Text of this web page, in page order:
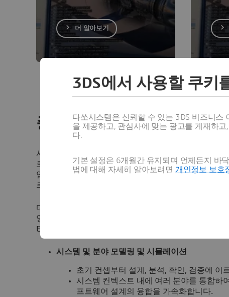
더 알아보기
종합적인 End-to-End
시스템 엔지니어링 솔루션은 업계에서 검증된 솔루션(
로 구축됩니다.3DEXPERIENCE 플랫폼에 통합되어
업 환경을 지원합니다. 업계 표준 지원 및 도구의 개방
르기까지 모듈화된 솔루션으로 제공됩니다.
다쏘시스템의 소프트웨어 솔루션은 현재 항공우주/
양한 산업 분야 전문가들의 역량을 강화하고 있습니다
Engineering) 사례를 포괄적으로 지원하며 다음과 같은
시스템 및 분야 모델링 및 시뮬레이션
초기 컨셉부터 설계, 분석, 확인, 검증에 이
시스템 컨텍스트 내에 여러 분야를 통합하
프트웨어 설계의 융합을 가속화합니다.
3DS에서 사용할 쿠키
다쏘시스템은 신뢰할 수 있는 3DS 비즈니
을 제공하고, 관심사에 맞는 광고를 게재하
다.
기본 설정은 6개월간 유지되며 언제든지 바
법에 대해 자세히 알아보려면 개인정보 보호